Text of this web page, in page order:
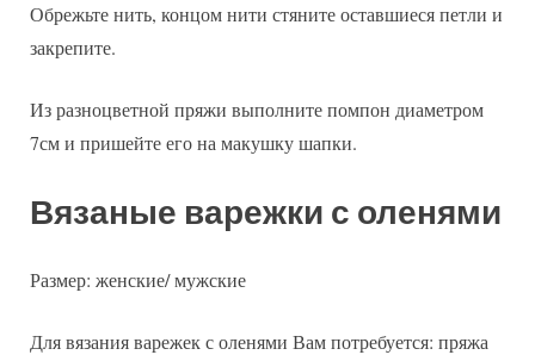
Обрежьте нить, концом нити стяните оставшиеся петли и
закрепите.
Из разноцветной пряжи выполните помпон диаметром
7см и пришейте его на макушку шапки.
Вязаные варежки с оленями
Размер: женские/ мужские
Для вязания варежек с оленями Вам потребуется: пряжа